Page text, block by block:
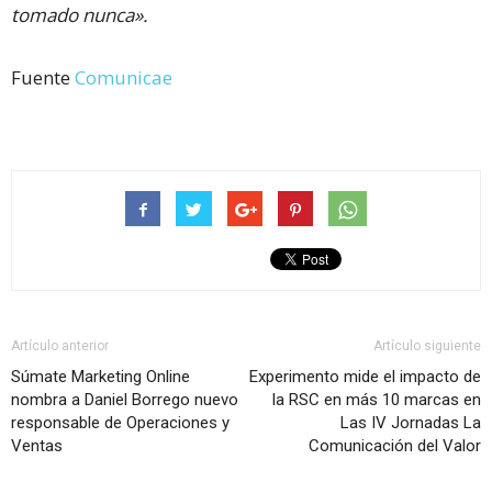
tomado nunca».
FuenteComunicae
Artículo anterior
Súmate Marketing Online
nombra a Daniel Borrego nuevo
responsable de Operaciones y
Ventas
Artículo siguiente
Experimento mide el impacto de
la RSC en más 10 marcas en
Las IV Jornadas La
Comunicación del Valor